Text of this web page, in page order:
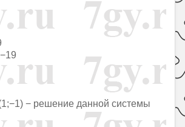
− решение данной системы